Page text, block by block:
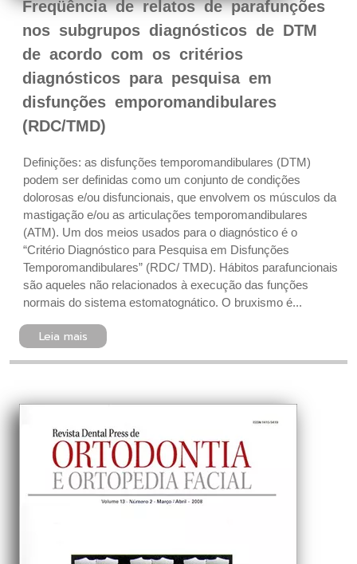
Freqüência de relatos de parafunções
nos subgrupos diagnósticos de DTM
de acordo com os critérios
diagnósticos para pesquisa em
disfunções emporomandibulares
(RDC/TMD)
Definições: as disfunções temporomandibulares (DTM)
podem ser definidas como um conjunto de condições
dolorosas e/ou disfuncionais, que envolvem os músculos da
mastigação e/ou as articulações temporomandibulares
(ATM). Um dos meios usados para o diagnóstico é o
“Critério Diagnóstico para Pesquisa em Disfunções
Temporomandibulares” (RDC/ TMD). Hábitos parafuncionais
são aqueles não relacionados à execução das funções
normais do sistema estomatognático. O bruxismo é...
Leia mais